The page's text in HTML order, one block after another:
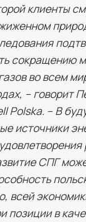
клиенты
сокращению
во всем
– говорит
Polska. – В
источники
СПГ
всей
позиции в